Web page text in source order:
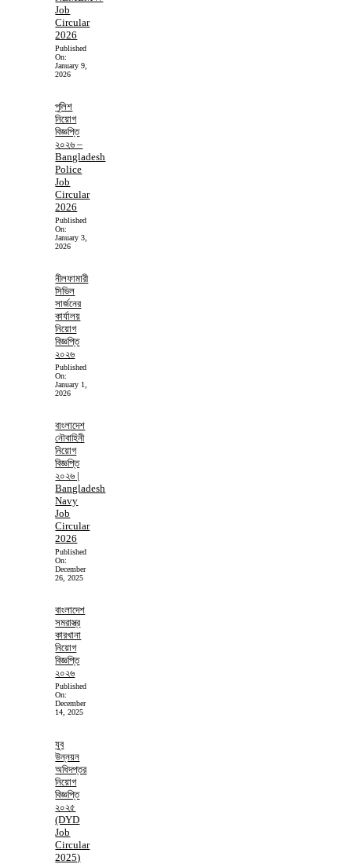
Job
Circular
2026
Published
On:
January 9,
2026
পুলিশ
নিয়োগ
বিজ্ঞপ্তি
২০২৬ –
Bangladesh
Police
Job
Circular
2026
Published
On:
January 3,
2026
নীলফামারী
সিভিল
সার্জনের
কার্যালয়
নিয়োগ
বিজ্ঞপ্তি
২০২৬
Published
On:
January 1,
2026
বাংলাদেশ
নৌবাহিনী
নিয়োগ
বিজ্ঞপ্তি
২০২৬ |
Bangladesh
Navy
Job
Circular
2026
Published
On:
December
26, 2025
বাংলাদেশ
সমরাস্ত্র
কারখানা
নিয়োগ
বিজ্ঞপ্তি
২০২৬
Published
On:
December
14, 2025
যুব
উন্নয়ন
অধিদপ্তর
নিয়োগ
বিজ্ঞপ্তি
২০২৫
(DYD
Job
Circular
2025)